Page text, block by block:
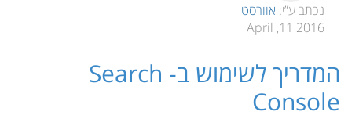
נכתב ע”י: אוורסט
2016 11, April
המדריך לשימוש ב- Search
Console